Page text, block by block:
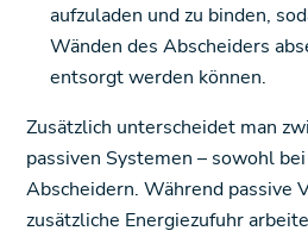
aufzuladen und zu binden,
Wänden des Abscheiders
entsorgt werden können.
Zusätzlich unterscheidet man
passiven Systemen – sowohl
Abscheidern. Während passive
zusätzliche Energiezufuhr